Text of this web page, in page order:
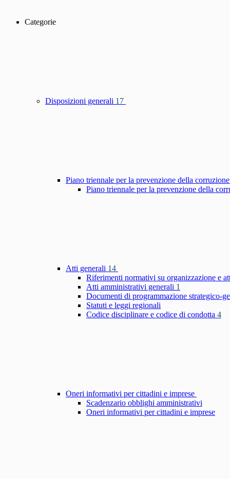
Categorie
Disposizioni generali 17
Piano triennale per la prevenzione della
Piano triennale per la prevenzione della
Atti generali 14
Riferimenti normativi su organizzazione e
Atti amministrativi generali 1
Documenti di programmazione strategico-
Statuti e leggi regionali
Codice disciplinare e codice di condotta 4
Oneri informativi per cittadini e imprese
Scadenzario obblighi amministrativi
Oneri informativi per cittadini e imprese